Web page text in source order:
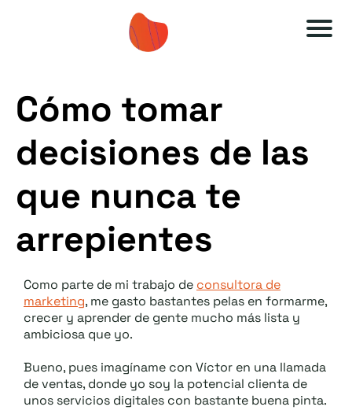
Cómo tomar
decisiones de las
que nunca te
arrepientes
Como parte de mi trabajo de consultora de
marketing, me gasto bastantes pelas en formarme,
crecer y aprender de gente mucho más lista y
ambiciosa que yo.
Bueno, pues imagíname con Víctor en una llamada
de ventas, donde yo soy la potencial clienta de
unos servicios digitales con bastante buena pinta.